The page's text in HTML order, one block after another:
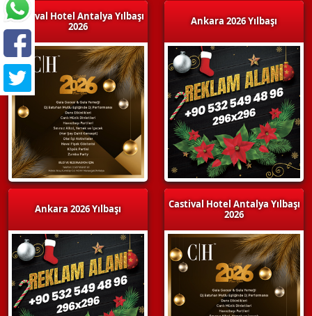
Castival Hotel Antalya Yılbaşı
2026
Ankara 2026 Yılbaşı
Ankara 2026 Yılbaşı
Castival Hotel Antalya Yılbaşı
2026